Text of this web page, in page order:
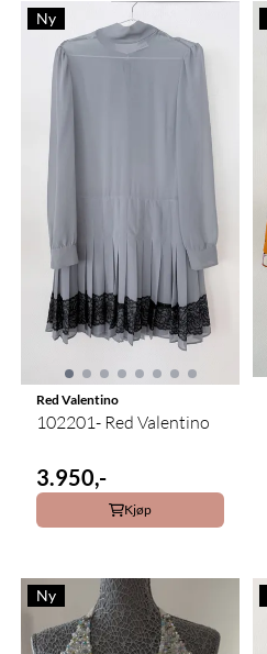
Ny
Red Valentino
102201- Red Valentino
3.950,-
Kjøp
Ny